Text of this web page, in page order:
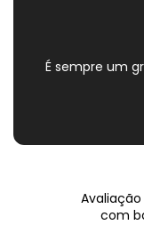
É sempre um
com